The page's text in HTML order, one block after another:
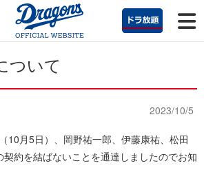
ついて
2023/10/5
10月5日）、岡野祐一郎、伊藤康祐、松田
約を結ばないことを通達しましたのでお知